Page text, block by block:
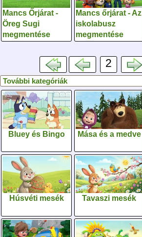
Mancs Őrjárat -
Öreg Sugi
megmentése
Mancs őrjárat - Az
iskolabusz
megmentése
2
További kategóriák
Bluey és Bingo Mása és a medve
Húsvéti mesék Tavaszi mesék